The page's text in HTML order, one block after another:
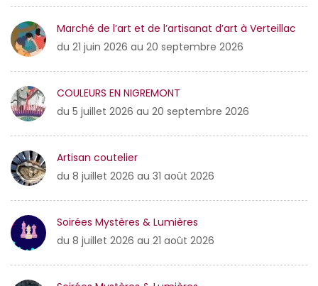
Marché de l’art et de l’artisanat d’art à Verteillac
du 21 juin 2026 au 20 septembre 2026
COULEURS EN NIGREMONT
du 5 juillet 2026 au 20 septembre 2026
Artisan coutelier
du 8 juillet 2026 au 31 août 2026
Soirées Mystères & Lumières
du 8 juillet 2026 au 21 août 2026